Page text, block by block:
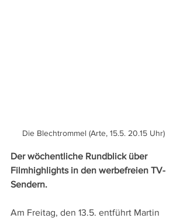
Die Blechtrommel (Arte, 15.5. 20.15 Uhr)
Der wöchentliche Rundblick über
Filmhighlights in den werbefreien TV-
Sendern.
Am Freitag, den 13.5. entführt Martin